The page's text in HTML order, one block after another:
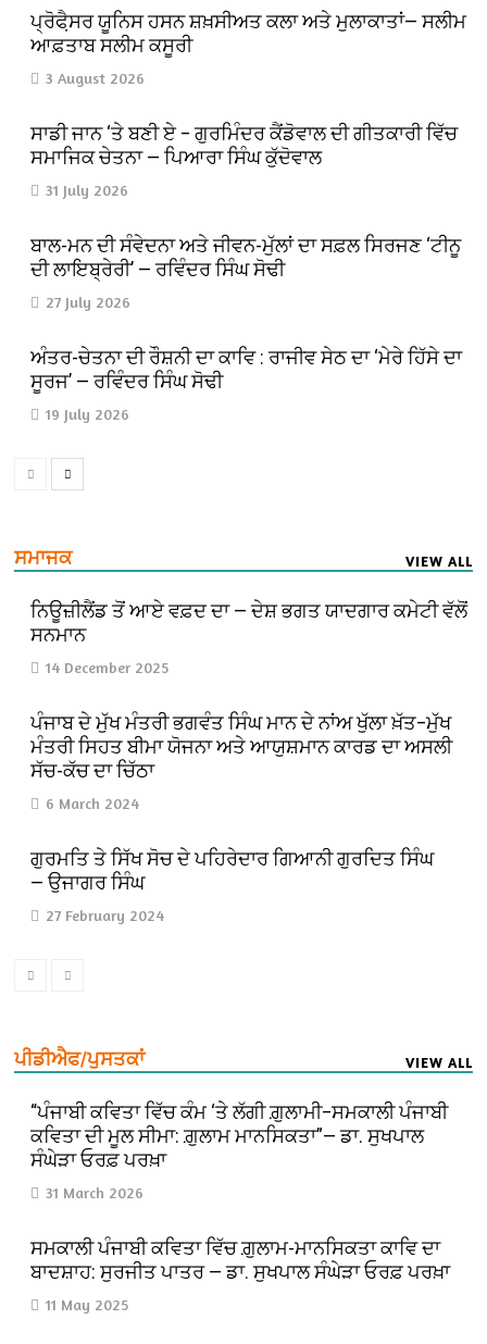
ਪ੍ਰੋਫੈ਼ਸਰ ਯੂਨਿਸ ਹਸਨ ਸ਼ਖ਼ਸੀਅਤ ਕਲਾ ਅਤੇ ਮੁਲਾਕਾਤਾਂ— ਸਲੀਮ
ਆਫ਼ਤਾਬ ਸਲੀਮ ਕਸੂਰੀ
3 August 2026
ਸਾਡੀ ਜਾਨ ‘ਤੇ ਬਣੀ ਏ – ਗੁਰਮਿੰਦਰ ਕੈਂਡੋਵਾਲ ਦੀ ਗੀਤਕਾਰੀ ਵਿੱਚ
ਸਮਾਜਿਕ ਚੇਤਨਾ — ਪਿਆਰਾ ਸਿੰਘ ਕੁੱਦੋਵਾਲ
31 July 2026
ਬਾਲ-ਮਨ ਦੀ ਸੰਵੇਦਨਾ ਅਤੇ ਜੀਵਨ-ਮੁੱਲਾਂ ਦਾ ਸਫ਼ਲ ਸਿਰਜਣ ‘ਟੀਨੂ
ਦੀ ਲਾਇਬ੍ਰੇਰੀ’ — ਰਵਿੰਦਰ ਸਿੰਘ ਸੋਢੀ
27 July 2026
ਅੰਤਰ-ਚੇਤਨਾ ਦੀ ਰੌਸ਼ਨੀ ਦਾ ਕਾਵਿ : ਰਾਜੀਵ ਸੇਠ ਦਾ ‘ਮੇਰੇ ਹਿੱਸੇ ਦਾ
ਸੂਰਜ’ — ਰਵਿੰਦਰ ਸਿੰਘ ਸੋਢੀ
19 July 2026
ਸਮਾਜਕ VIEW ALL
ਨਿਊਜ਼ੀਲੈਂਡ ਤੋਂ ਆਏ ਵਫ਼ਦ ਦਾ — ਦੇਸ਼ ਭਗਤ ਯਾਦਗਾਰ ਕਮੇਟੀ ਵੱਲੋਂ
ਸਨਮਾਨ
14 December 2025
ਪੰਜਾਬ ਦੇ ਮੁੱਖ ਮੰਤਰੀ ਭਗਵੰਤ ਸਿੰਘ ਮਾਨ ਦੇ ਨਾਂਅ ਖੁੱਲਾ ਖ਼ੱਤ–ਮੁੱਖ
ਮੰਤਰੀ ਸਿਹਤ ਬੀਮਾ ਯੋਜਨਾ ਅਤੇ ਆਯੁਸ਼ਮਾਨ ਕਾਰਡ ਦਾ ਅਸਲੀ
ਸੱਚ-ਕੱਚ ਦਾ ਚਿੱਠਾ
6 March 2024
ਗੁਰਮਤਿ ਤੇ ਸਿੱਖ ਸੋਚ ਦੇ ਪਹਿਰੇਦਾਰ ਗਿਆਨੀ ਗੁਰਦਿਤ ਸਿੰਘ
— ਉਜਾਗਰ ਸਿੰਘ
27 February 2024
ਪੀਡੀਐਫ/ਪੁਸਤਕਾਂ VIEW ALL
“ਪੰਜਾਬੀ ਕਵਿਤਾ ਵਿੱਚ ਕੰਮ ‘ਤੇ ਲੱਗੀ ਗ਼ੁਲਾਮੀ–ਸਮਕਾਲੀ ਪੰਜਾਬੀ
ਕਵਿਤਾ ਦੀ ਮੂਲ ਸੀਮਾ: ਗ਼ੁਲਾਮ ਮਾਨਸਿਕਤਾ”— ਡਾ. ਸੁਖਪਾਲ
ਸੰਘੇੜਾ ਓਰਫ਼ ਪਰਖ਼ਾ
31 March 2026
ਸਮਕਾਲੀ ਪੰਜਾਬੀ ਕਵਿਤਾ ਵਿੱਚ ਗ਼ੁਲਾਮ-ਮਾਨਸਿਕਤਾ ਕਾਵਿ ਦਾ
ਬਾਦਸ਼ਾਹ: ਸੁਰਜੀਤ ਪਾਤਰ — ਡਾ. ਸੁਖਪਾਲ ਸੰਘੇੜਾ ਓਰਫ਼ ਪਰਖ਼ਾ
11 May 2025